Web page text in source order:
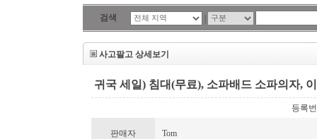
검색 |
사고팔고 상세보기
귀국 세일) 침대(무료), 소파배드 소파의자,
등록
판매자 Tom